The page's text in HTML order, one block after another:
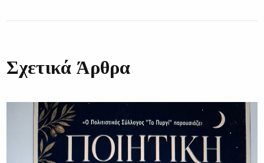
Σχετικά Άρθρα